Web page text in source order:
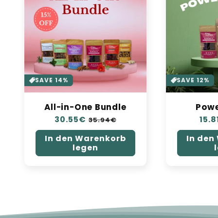
SAVE 14%
All-in-One Bundle
Normaler
Preis
30.55€ Verkaufspreis
35.94€
In den Warenkorb
legen
SAVE 12%
In den